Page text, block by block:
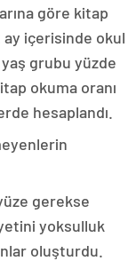
göre kitap
ay içerisinde okul
yaş grubu yüzde
okuma oranı
hesaplandı.
gerekse
yoksulluk
oluşturdu.